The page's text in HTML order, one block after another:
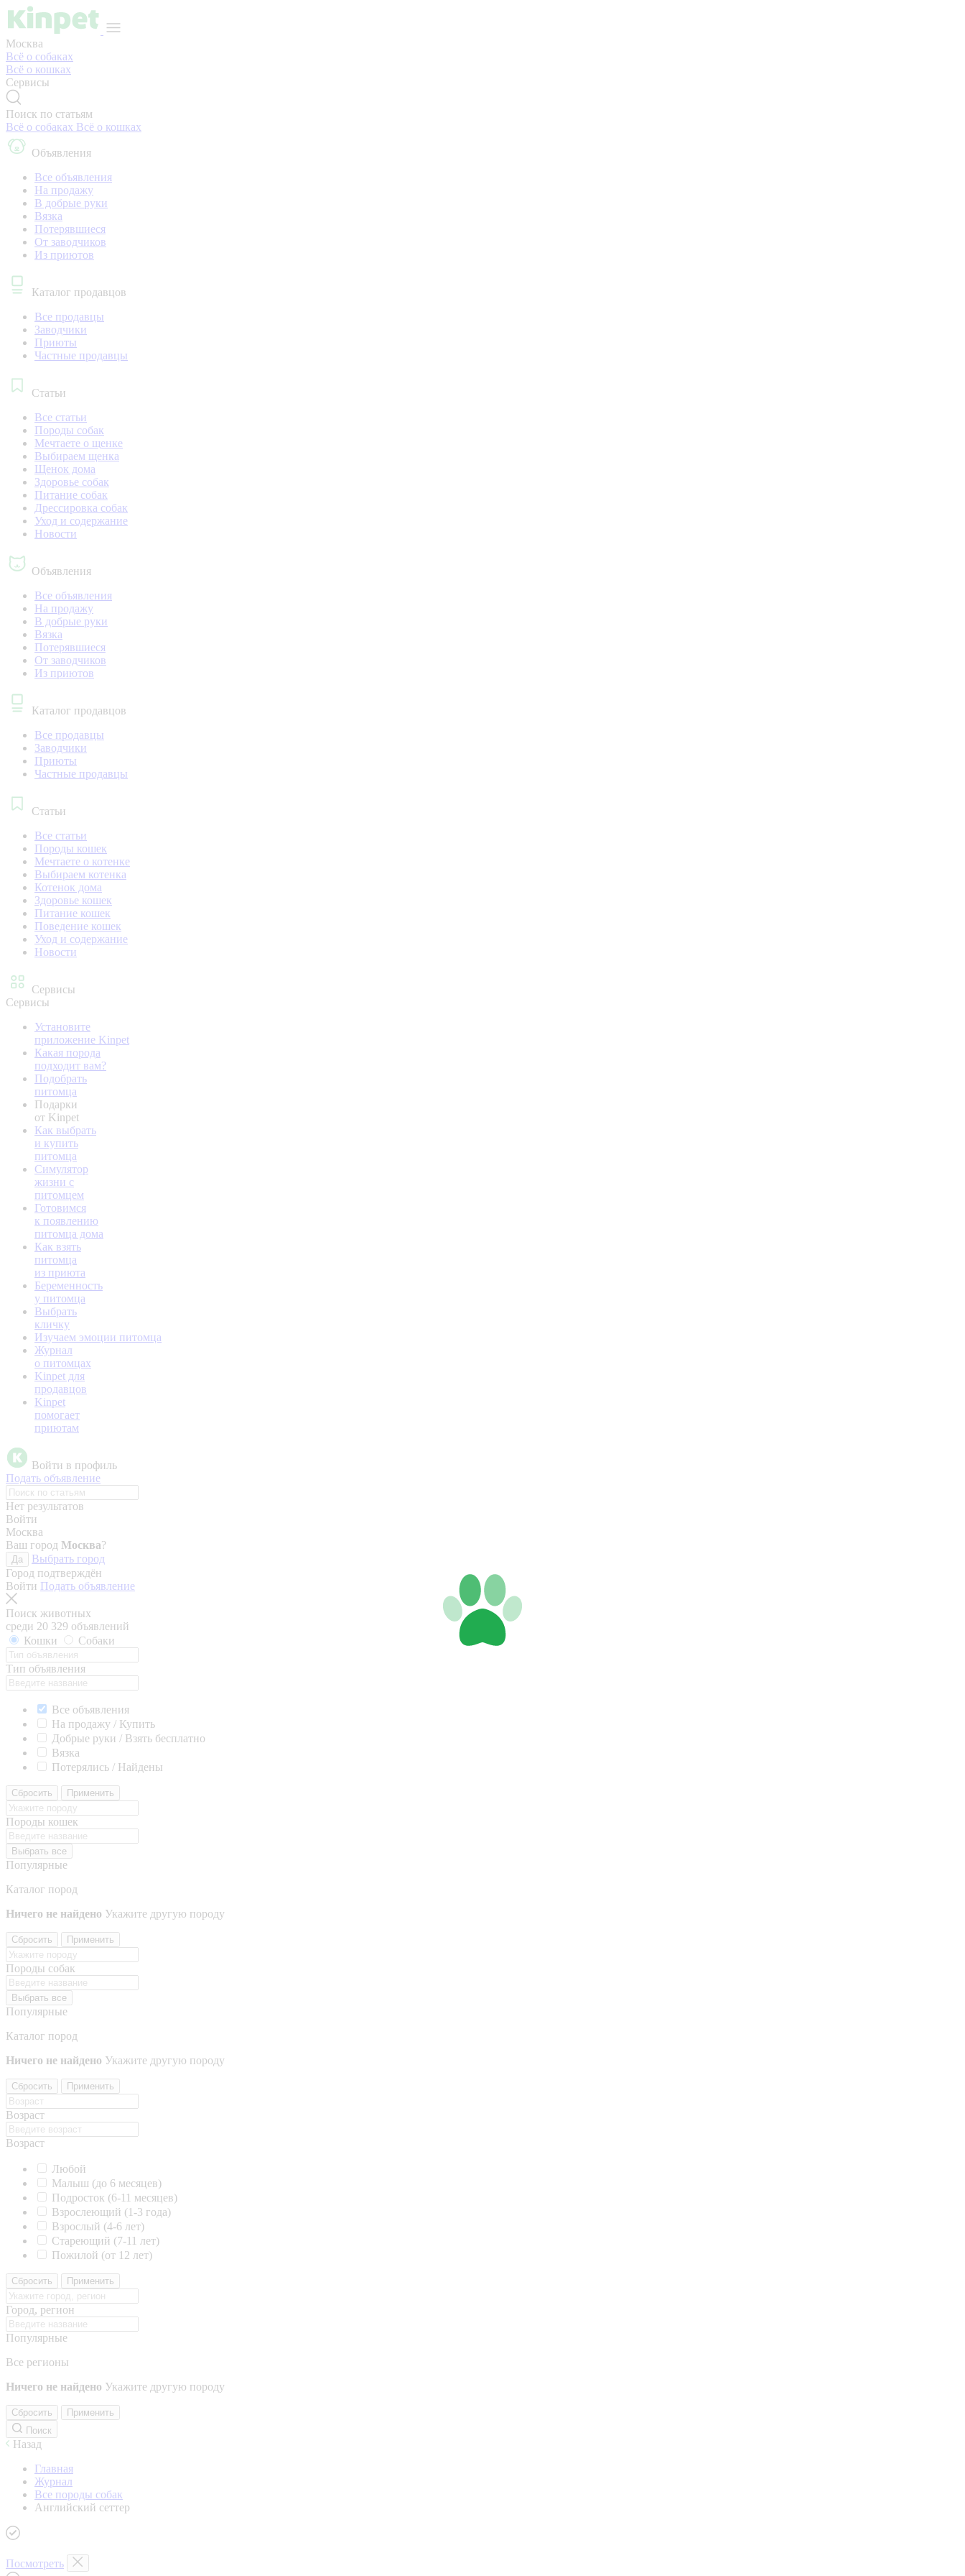
Москва
Всё о собаках
Всё о кошках
Сервисы
Поиск по статьям
Всё о собаках Всё о кошках
Объявления
Все объявления
На продажу
В добрые руки
Вязка
Потерявшиеся
От заводчиков
Из приютов
Каталог продавцов
Все продавцы
Заводчики
Приюты
Частные продавцы
Статьи
Все статьи
Породы собак
Мечтаете о щенке
Выбираем щенка
Щенок дома
Здоровье собак
Питание собак
Дрессировка собак
Уход и содержание
Новости
Объявления
Все объявления
На продажу
В добрые руки
Вязка
Потерявшиеся
От заводчиков
Из приютов
Каталог продавцов
Все продавцы
Заводчики
Приюты
Частные продавцы
Статьи
Все статьи
Породы кошек
Мечтаете о котенке
Выбираем котенка
Котенок дома
Здоровье кошек
Питание кошек
Поведение кошек
Уход и содержание
Новости
Сервисы
Сервисы
Установите
приложение Kinpet
Какая порода
подходит вам?
Подобрать
питомца
Подарки
от Kinpet
Как выбрать
и купить
питомца
Симулятор
жизни с
питомцем
Готовимся
к появлению
питомца дома
Как взять
питомца
из приюта
Беременность
у питомца
Выбрать
кличку
Изучаем эмоции питомца
Журнал
о питомцах
Kinpet для
продавцов
Kinpet
помогает
приютам
Войти в профиль
Подать объявление
Нет результатов
Войти
Москва
Ваш город Москва?
Да
Выбрать город
Город подтверждён
Войти Подать объявление
Поиск животных
среди 20 329 объявлений
Кошки
Собаки
Тип объявления
Все объявления
На продажу / Купить
Добрые руки / Взять бесплатно
Вязка
Потерялись / Найдены
Сбросить Применить
Породы кошек
Выбрать все
Популярные
Каталог пород
Ничего не найдено Укажите другую породу
Сбросить Применить
Породы собак
Выбрать все
Популярные
Каталог пород
Ничего не найдено Укажите другую породу
Сбросить Применить
Возраст
Возраст
Любой
Малыш (до 6 месяцев)
Подросток (6-11 месяцев)
Взрослеющий (1-3 года)
Взрослый (4-6 лет)
Стареющий (7-11 лет)
Пожилой (от 12 лет)
Сбросить Применить
Город, регион
Популярные
Все регионы
Ничего не найдено Укажите другую породу
Сбросить
Применить
Поиск
Назад
Главная
Журнал
Все породы собак
Английский сеттер
Посмотреть